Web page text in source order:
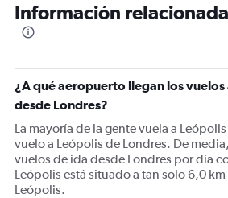
Información
¿A qué aeropuerto llegan los vuelos
desde Londres?
La mayoría de la gente vuela a
vuelo a Leópolis de Londres. De
vuelos de ida desde Londres por día
Leópolis está situado a tan solo 6,0
Leópolis.